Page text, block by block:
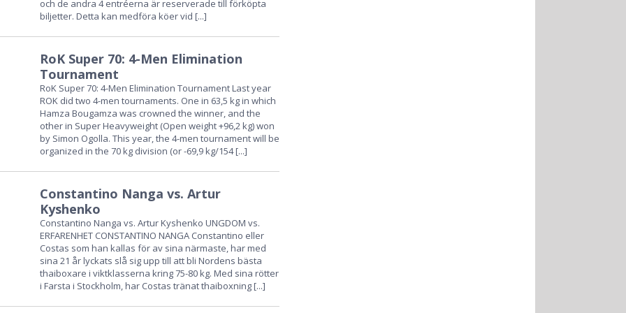
och de andra 4 entréerna är reserverade till förköpta
biljetter. Detta kan medföra köer vid [...]
RoK Super 70: 4-Men Elimination
Tournament
RoK Super 70: 4-Men Elimination Tournament Last year
ROK did two 4-men tournaments. One in 63,5 kg in which
Hamza Bougamza was crowned the winner, and the
other in Super Heavyweight (Open weight +96,2 kg) won
by Simon Ogolla. This year, the 4-men tournament will be
organized in the 70 kg division (or -69,9 kg/154[...]
Constantino Nanga vs. Artur
Kyshenko
Constantino Nanga vs. Artur Kyshenko UNGDOM vs.
ERFARENHET CONSTANTINO NANGA Constantino eller
Costas som han kallas för av sina närmaste, har med
sina 21 år lyckats slå sig upp till att bli Nordens bästa
thaiboxare i viktklasserna kring 75-80 kg. Med sina rötter
i Farsta i Stockholm, har Costas tränat thaiboxning[...]